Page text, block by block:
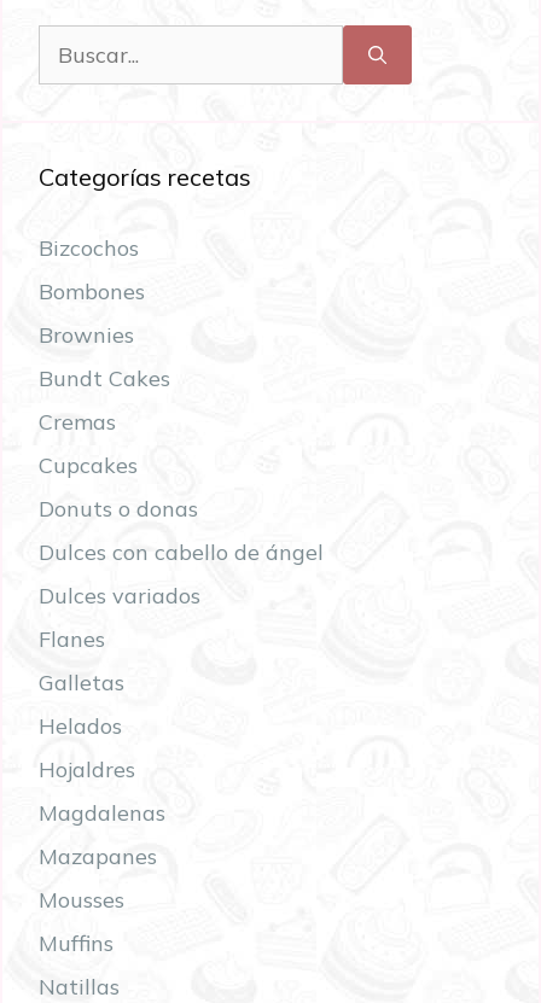
Categorías recetas
Bizcochos
Bombones
Brownies
Bundt Cakes
Cremas
Cupcakes
Donuts o donas
Dulces con cabello de ángel
Dulces variados
Flanes
Galletas
Helados
Hojaldres
Magdalenas
Mazapanes
Mousses
Muffins
Natillas